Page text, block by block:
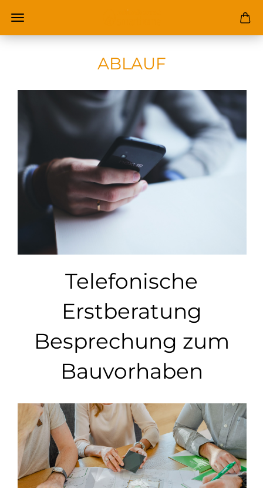
ABLAUF
Telefonische
Erstberatung
Besprechung zum
Bauvorhaben